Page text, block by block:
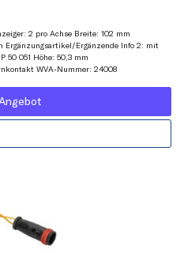
2 pro Achse Breite: 102 mm
Ergänzungsartikel/Ergänzende Info 2: mit
50 051 Höhe: 50,3 mm
WVA-Nummer: 24008